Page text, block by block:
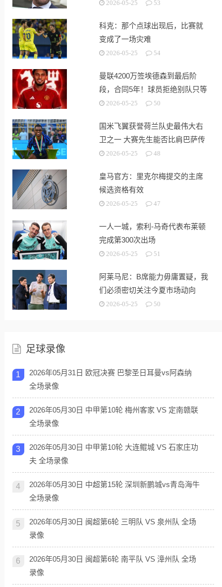
2026-05-25 53
科克：那个点球出现后，比赛就
变成了一场灾难
2026-05-25 54
曼联4200万签埃德森到最后阶
段，合同5年！球员拒绝别队只等
红魔
2026-05-25 50
国米飞翼获誉荷兰队史最伟大右
卫之一 大赛先生能否比肩巴萨传
奇2026-05-25 48
皇马官方：里克尔梅提交的主席
候选资格有效
2026-05-25 47
一人一城，索利-马奇代表布莱顿
完成第300次出场
2026-05-25 51
阿莱马尼：B席能力毋庸置疑，我
们必须密切关注今夏市场动向
2026-05-25 50
足球录像
1
2026年05月31日 欧冠决赛 巴黎圣日耳曼vs阿森纳
全场录像
2
2026年05月30日 中甲第10轮 梅州客家 VS 定南赣联
全场录像
3
2026年05月30日 中甲第10轮 大连鲲城 VS 石家庄功
夫 全场录像
4
2026年05月30日 中超第15轮 深圳新鹏城vs青岛海牛
全场录像
5
2026年05月30日 闽超第6轮 三明队 VS 泉州队 全场
录像
6
2026年05月30日 闽超第6轮 南平队 VS 漳州队 全场
录像